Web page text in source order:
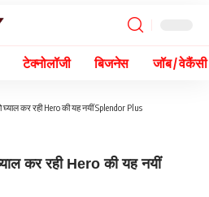
टेक्नोलॉजी बिजनेस जॉब / वेकैंसी
घ्याल कर रही Hero की यह नयीं Splendor Plus
कर रही Hero की यह नयीं